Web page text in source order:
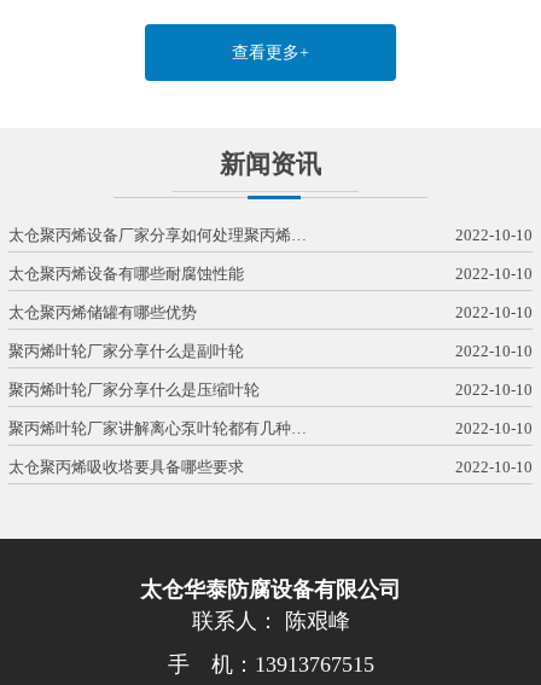
查看更多+
新闻资讯
太仓聚丙烯设备厂家分享如何处理聚丙烯… 2022-10-10
太仓聚丙烯设备有哪些耐腐蚀性能 2022-10-10
太仓聚丙烯储罐有哪些优势 2022-10-10
聚丙烯叶轮厂家分享什么是副叶轮 2022-10-10
聚丙烯叶轮厂家分享什么是压缩叶轮 2022-10-10
聚丙烯叶轮厂家讲解离心泵叶轮都有几种… 2022-10-10
太仓聚丙烯吸收塔要具备哪些要求 2022-10-10
太仓华泰防腐设备有限公司
联系人： 陈艰峰
手 机：13913767515